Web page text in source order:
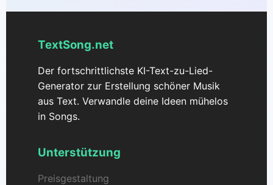
TextSong.net
Der fortschrittlichste KI-Text-zu-Lied-
Generator zur Erstellung schöner Musik
aus Text. Verwandle deine Ideen mühelos
in Songs.
Unterstützung
Preisgestaltung